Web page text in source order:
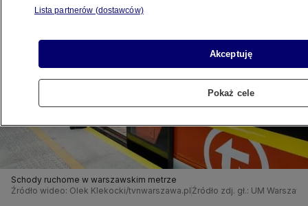
Schody ruchome w warszawskim metrze
Źródło wideo: Olek Klekocki/tvnwarszawa.pl Źródło zdj. gł.: UM Warszawa
Lista partnerów (dostawców)
Akceptuję
Pokaż cele